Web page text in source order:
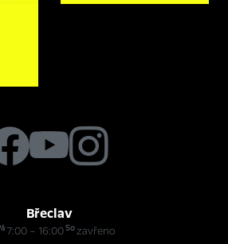
Břeclav
7:00 – 16:00Sozavřeno